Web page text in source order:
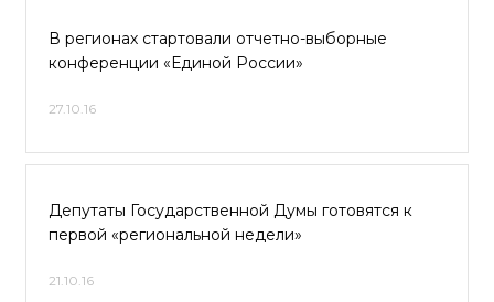
В регионах стартовали отчетно-выборные
конференции «Единой России»
27.10.16
Депутаты Государственной Думы готовятся к
первой «региональной недели»
21.10.16